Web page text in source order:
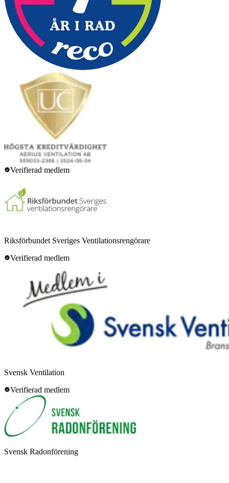
Verifierad medlem
Riksförbundet Sveriges Ventilationsrengörare
Verifierad medlem
Svensk Ventilation
Verifierad medlem
Svensk Radonförening